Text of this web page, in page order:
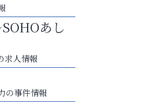
あし
求人情報
の事件情報